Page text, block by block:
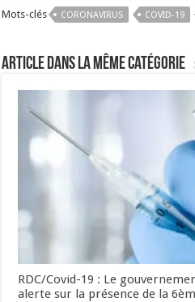
Mots-clés CORONAVIRUS COVID-19
Article dans la même catégorie
RDC/Covid-19 : Le
alerte sur la présence de la